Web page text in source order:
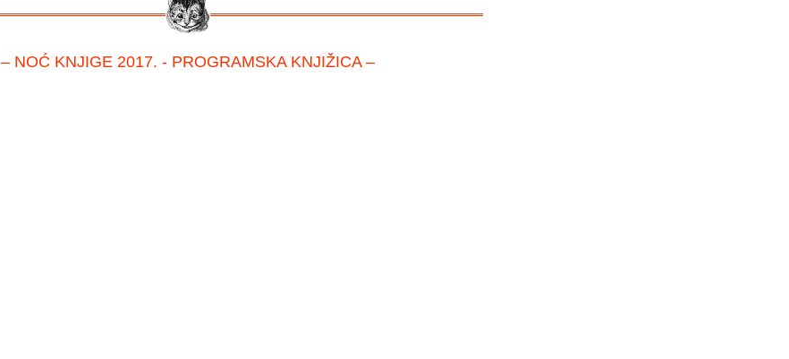
– NOĆ KNJIGE 2017. - PROGRAMSKA KNJIŽICA –